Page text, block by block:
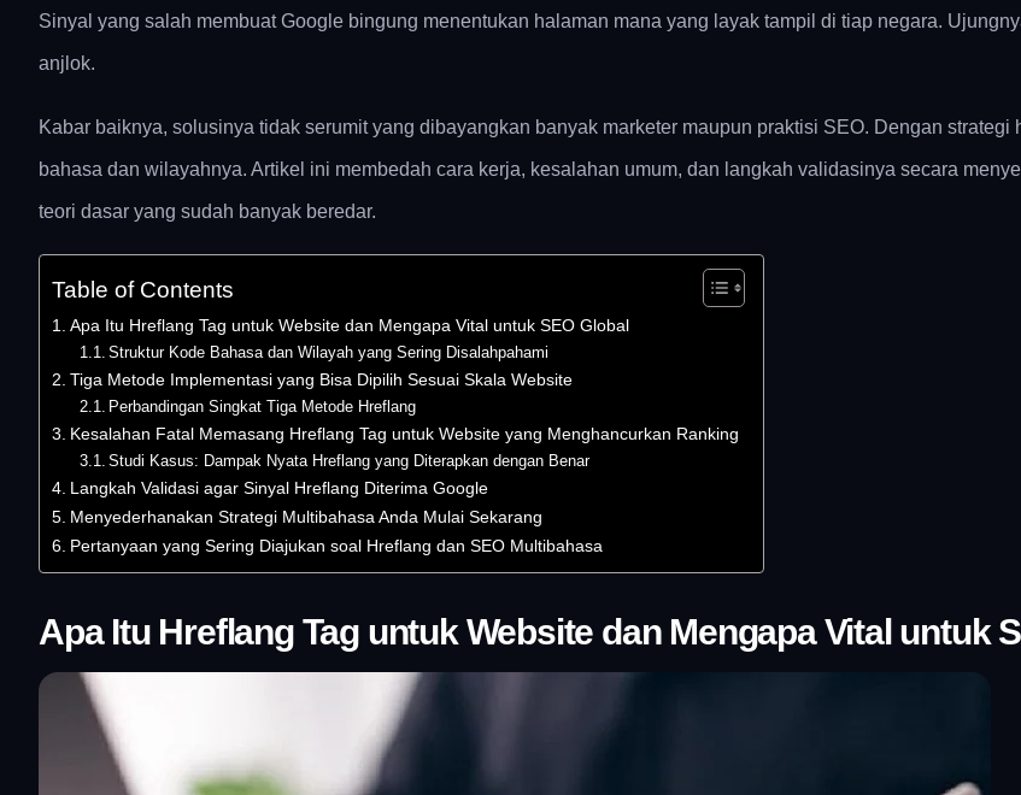
Sinyal yang salah membuat Google bingung menentukan halaman mana yang layak tampil di tiap negara.
anjlok.
Kabar baiknya, solusinya tidak serumit yang dibayangkan banyak marketer maupun praktisi SEO. Dengan
bahasa dan wilayahnya. Artikel ini membedah cara kerja, kesalahan umum, dan langkah validasinya secara
teori dasar yang sudah banyak beredar.
Table of Contents
Apa Itu Hreflang Tag untuk Website dan Mengapa Vital untuk SEO Global
Struktur Kode Bahasa dan Wilayah yang Sering Disalahpahami
Tiga Metode Implementasi yang Bisa Dipilih Sesuai Skala Website
Perbandingan Singkat Tiga Metode Hreflang
Kesalahan Fatal Memasang Hreflang Tag untuk Website yang Menghancurkan Ranking
Studi Kasus: Dampak Nyata Hreflang yang Diterapkan dengan Benar
Langkah Validasi agar Sinyal Hreflang Diterima Google
Menyederhanakan Strategi Multibahasa Anda Mulai Sekarang
Pertanyaan yang Sering Diajukan soal Hreflang dan SEO Multibahasa
Apa Itu Hreflang Tag untuk Website dan Mengapa Vital untuk